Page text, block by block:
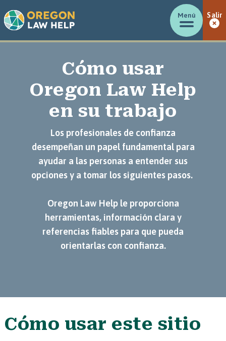
Menú Salir
Cómo usar
Oregon Law Help
en su trabajo
Los profesionales de confianza
desempeñan un papel fundamental para
ayudar a las personas a entender sus
opciones y a tomar los siguientes pasos.
Oregon Law Help le proporciona
herramientas, información clara y
referencias fiables para que pueda
orientarlas con confianza.
Cómo usar este sitio